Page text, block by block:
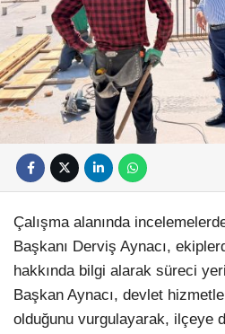
Çalışma alanında
Başkanı Derviş Aynacı,
hakkında bilgi alarak süreci
Başkan Aynacı, devlet
olduğunu vurgulayarak, ilçeye